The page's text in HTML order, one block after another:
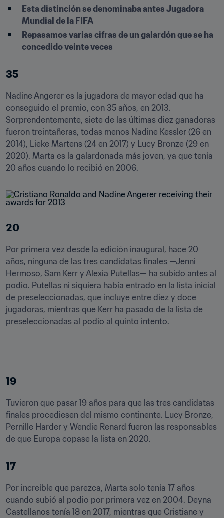
Esta distinción se denominaba antes Jugadora
Mundial de la FIFA
Repasamos varias cifras de un galardón que se ha
concedido veinte veces
35
Nadine Angerer es la jugadora de mayor edad que ha
conseguido el premio, con 35 años, en 2013.
Sorprendentemente, siete de las últimas diez ganadoras
fueron treintañeras, todas menos Nadine Kessler (26 en
2014), Lieke Martens (24 en 2017) y Lucy Bronze (29 en
2020). Marta es la galardonada más joven, ya que tenía
20 años cuando lo recibió en 2006.
20
Por primera vez desde la edición inaugural, hace 20
años, ninguna de las tres candidatas finales —Jenni
Hermoso, Sam Kerr y Alexia Putellas— ha subido antes al
podio. Putellas ni siquiera había entrado en la lista inicial
de preseleccionadas, que incluye entre diez y doce
jugadoras, mientras que Kerr ha pasado de la lista de
preseleccionadas al podio al quinto intento.
19
Tuvieron que pasar 19 años para que las tres candidatas
finales procediesen del mismo continente. Lucy Bronze,
Pernille Harder y Wendie Renard fueron las responsables
de que Europa copase la lista en 2020.
17
Por increíble que parezca, Marta solo tenía 17 años
cuando subió al podio por primera vez en 2004. Deyna
Castellanos tenía 18 en 2017, mientras que Cristiane y